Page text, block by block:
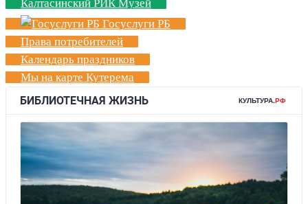
Калтасинский РИК Музей
Госуслуги РБ
Права потребителей
Календарь праздников
Мы на карте Кутерема